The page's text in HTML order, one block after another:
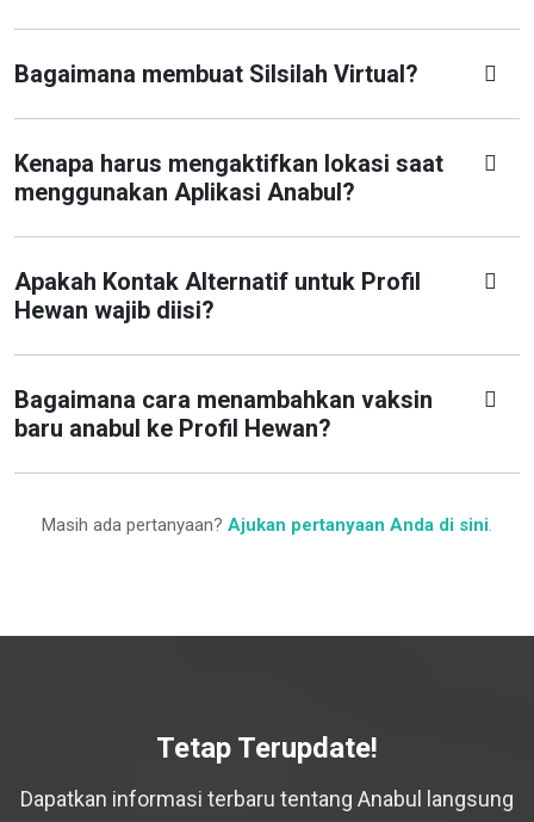
Bagaimana membuat Silsilah Virtual?
Kenapa harus mengaktifkan lokasi saat
menggunakan Aplikasi Anabul?
Apakah Kontak Alternatif untuk Profil
Hewan wajib diisi?
Bagaimana cara menambahkan vaksin
baru anabul ke Profil Hewan?
Masih ada pertanyaan? Ajukan pertanyaan Anda di sini.
Tetap Terupdate!
Dapatkan informasi terbaru tentang Anabul langsung